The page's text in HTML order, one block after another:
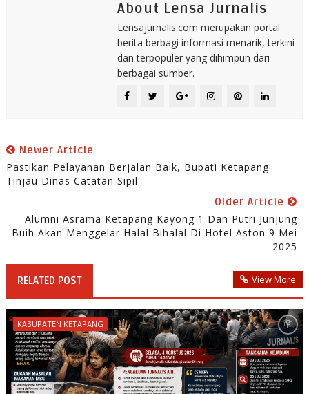
About Lensa Jurnalis
Lensajurnalis.com merupakan portal
berita berbagi informasi menarik, terkini
dan terpopuler yang dihimpun dari
berbagai sumber.
Newer Article
Pastikan Pelayanan Berjalan Baik, Bupati Ketapang
Tinjau Dinas Catatan Sipil
Older Article
Alumni Asrama Ketapang Kayong 1 Dan Putri Junjung
Buih Akan Menggelar Halal Bihalal Di Hotel Aston 9 Mei
2025
RELATED POST View More
KABUPATEN KETAPANG